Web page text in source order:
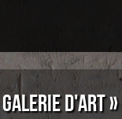
GALERIE D'ART»